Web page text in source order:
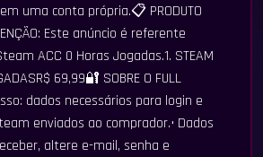
uma conta própria.📋 PRODUTO
Este anúncio é referente
ACC 0 Horas Jogadas.1. STEAM
69,99🔐 SOBRE O FULL
dados necessários para login e
enviados ao comprador.• Dados
altere e-mail, senha e